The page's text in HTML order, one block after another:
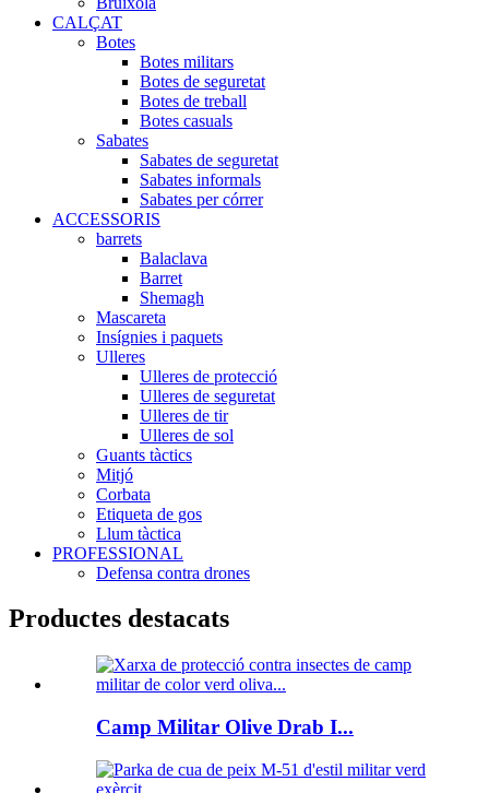
CALÇAT
Botes
Botes militars
Botes de seguretat
Botes de treball
Botes casuals
Sabates
Sabates de seguretat
Sabates informals
Sabates per córrer
ACCESSORIS
barrets
Balaclava
Barret
Shemagh
Mascareta
Insígnies i paquets
Ulleres
Ulleres de protecció
Ulleres de seguretat
Ulleres de tir
Ulleres de sol
Guants tàctics
Mitjó
Corbata
Etiqueta de gos
Llum tàctica
PROFESSIONAL
Defensa contra drones
Productes destacats
Camp Militar Olive Drab I...